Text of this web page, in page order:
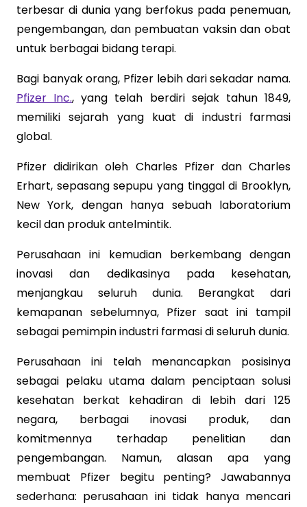
terbesar di dunia yang berfokus pada penemuan,
pengembangan, dan pembuatan vaksin dan obat
untuk berbagai bidang terapi.
Bagi banyak orang, Pfizer lebih dari sekadar nama.
Pfizer Inc., yang telah berdiri sejak tahun 1849,
memiliki sejarah yang kuat di industri farmasi
global.
Pfizer didirikan oleh Charles Pfizer dan Charles
Erhart, sepasang sepupu yang tinggal di Brooklyn,
New York, dengan hanya sebuah laboratorium
kecil dan produk antelmintik.
Perusahaan ini kemudian berkembang dengan
inovasi dan dedikasinya pada kesehatan,
menjangkau seluruh dunia. Berangkat dari
kemapanan sebelumnya, Pfizer saat ini tampil
sebagai pemimpin industri farmasi di seluruh dunia.
Perusahaan ini telah menancapkan posisinya
sebagai pelaku utama dalam penciptaan solusi
kesehatan berkat kehadiran di lebih dari 125
negara, berbagai inovasi produk, dan
komitmennya terhadap penelitian dan
pengembangan. Namun, alasan apa yang
membuat Pfizer begitu penting? Jawabannya
sederhana: perusahaan ini tidak hanya mencari